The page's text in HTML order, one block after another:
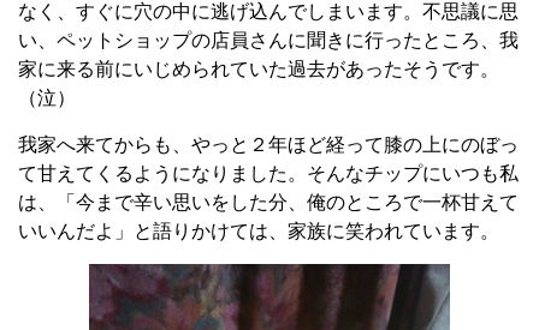
なく、すぐに穴の中に逃げ込んでしまいます。不思議に思
い、ペットショップの店員さんに聞きに行ったところ、我
家に来る前にいじめられていた過去があったそうです。
（泣）
我家へ来てからも、やっと２年ほど経って膝の上にのぼっ
て甘えてくるようになりました。そんなチップにいつも私
は、「今まで辛い思いをした分、俺のところで一杯甘えて
いいんだよ」と語りかけては、家族に笑われています。